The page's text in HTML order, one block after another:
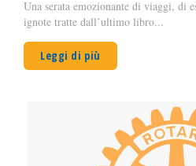
Una serata emozionante di viaggi, di
ignote tratte dall’ultimo libro...
Leggi di più